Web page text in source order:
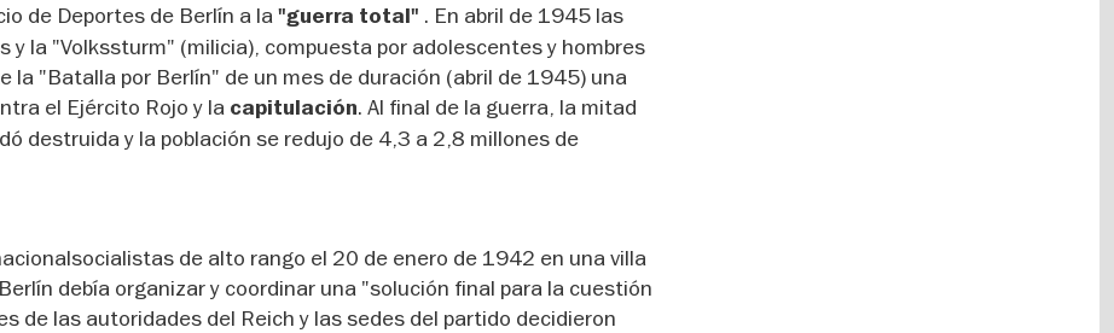
de Deportes de Berlín a la"guerra total" . En abril de 1945 las
y la "Volkssturm" (milicia), compuesta por adolescentes y hombres
la "Batalla por Berlín" de un mes de duración (abril de 1945) una
el Ejército Rojo y la capitulación. Al final de la guerra, la mitad
destruida y la población se redujo de 4,3 a 2,8 millones de
de alto rango el 20 de enero de 1942 en una villa
debía organizar y coordinar una "solución final para la cuestión
de las autoridades del Reich y las sedes del partido decidieron